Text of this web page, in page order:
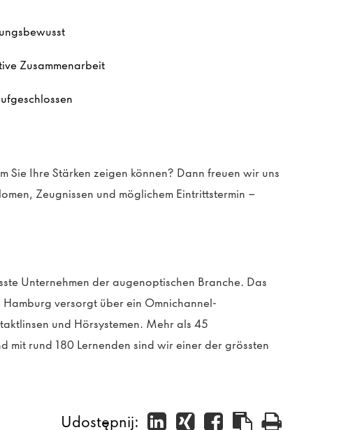
Zusammenarbeit
Sie Ihre Stärken zeigen können? Dann freuen wir uns
, Zeugnissen und möglichem Eintrittstermin –
Unternehmen der augenoptischen Branche. Das
versorgt über ein Omnichannel-
und Hörsystemen. Mehr als 45
mit rund 180 Lernenden sind wir einer der grössten
Udostępnij: